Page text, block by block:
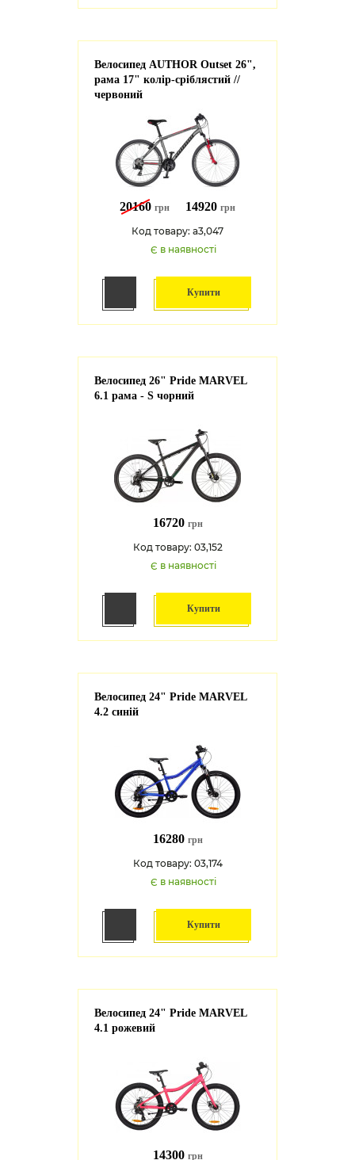
Велосипед AUTHOR Outset 26",
рама 17" колір-сріблястий //
червоний
20160 грн 14920 грн
Код товару: a3,047
Є в наявності
Купити
Велосипед 26" Pride MARVEL
6.1 рама - S чорний
16720 грн
Код товару: 03,152
Є в наявності
Купити
Велосипед 24" Pride MARVEL
4.2 синій
16280 грн
Код товару: 03,174
Є в наявності
Купити
Велосипед 24" Pride MARVEL
4.1 рожевий
14300 грн